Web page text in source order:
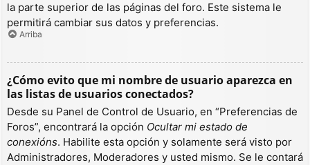
la parte superior de las páginas del foro. Este sistema le
permitirá cambiar sus datos y preferencias.
Arriba
¿Cómo evito que mi nombre de usuario aparezca en
las listas de usuarios conectados?
Desde su Panel de Control de Usuario, en “Preferencias de
Foros”, encontrará la opción Ocultar mi estado de
conexións. Habilite esta opción y solamente será visto por
Administradores, Moderadores y usted mismo. Se le contará